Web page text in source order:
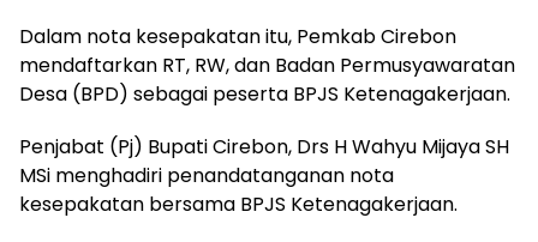
Dalam nota kesepakatan itu, Pemkab Cirebon
mendaftarkan RT, RW, dan Badan Permusyawaratan
Desa (BPD) sebagai peserta BPJS Ketenagakerjaan.
Penjabat (Pj) Bupati Cirebon, Drs H Wahyu Mijaya SH
MSi menghadiri penandatanganan nota
kesepakatan bersama BPJS Ketenagakerjaan.